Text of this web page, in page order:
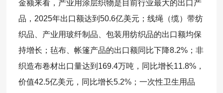
金额来看，产业用涂层织物是目前行业最大的出口产
品，2025年出口额达到50.6亿美元；线绳（缆）带纺
织品、产业用玻纤制品、包装用纺织品的出口额均保
持增长；毡布、帐篷产品的出口额同比下降8.2%；非
织造布卷材出口量达到169.4万吨，同比增长11.8%，
价值42.5亿美元，同比增长5.2%；一次性卫生用品